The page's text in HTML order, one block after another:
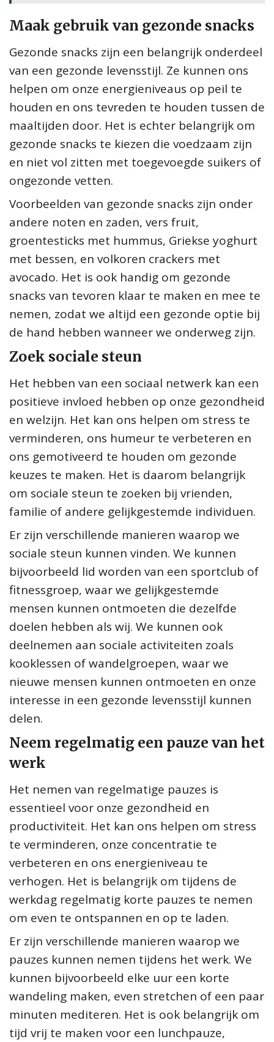
Maak gebruik van gezonde snacks
Gezonde snacks zijn een belangrijk onderdeel
van een gezonde levensstijl. Ze kunnen ons
helpen om onze energieniveaus op peil te
houden en ons tevreden te houden tussen de
maaltijden door. Het is echter belangrijk om
gezonde snacks te kiezen die voedzaam zijn
en niet vol zitten met toegevoegde suikers of
ongezonde vetten.
Voorbeelden van gezonde snacks zijn onder
andere noten en zaden, vers fruit,
groentesticks met hummus, Griekse yoghurt
met bessen, en volkoren crackers met
avocado. Het is ook handig om gezonde
snacks van tevoren klaar te maken en mee te
nemen, zodat we altijd een gezonde optie bij
de hand hebben wanneer we onderweg zijn.
Zoek sociale steun
Het hebben van een sociaal netwerk kan een
positieve invloed hebben op onze gezondheid
en welzijn. Het kan ons helpen om stress te
verminderen, ons humeur te verbeteren en
ons gemotiveerd te houden om gezonde
keuzes te maken. Het is daarom belangrijk
om sociale steun te zoeken bij vrienden,
familie of andere gelijkgestemde individuen.
Er zijn verschillende manieren waarop we
sociale steun kunnen vinden. We kunnen
bijvoorbeeld lid worden van een sportclub of
fitnessgroep, waar we gelijkgestemde
mensen kunnen ontmoeten die dezelfde
doelen hebben als wij. We kunnen ook
deelnemen aan sociale activiteiten zoals
kooklessen of wandelgroepen, waar we
nieuwe mensen kunnen ontmoeten en onze
interesse in een gezonde levensstijl kunnen
delen.
Neem regelmatig een pauze van het
werk
Het nemen van regelmatige pauzes is
essentieel voor onze gezondheid en
productiviteit. Het kan ons helpen om stress
te verminderen, onze concentratie te
verbeteren en ons energieniveau te
verhogen. Het is belangrijk om tijdens de
werkdag regelmatig korte pauzes te nemen
om even te ontspannen en op te laden.
Er zijn verschillende manieren waarop we
pauzes kunnen nemen tijdens het werk. We
kunnen bijvoorbeeld elke uur een korte
wandeling maken, even stretchen of een paar
minuten mediteren. Het is ook belangrijk om
tijd vrij te maken voor een lunchpauze,